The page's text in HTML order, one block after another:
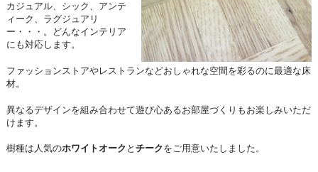
カジュアル、シック、アンテ
ィーク、ラグジュアリ
ー・・・。どんなインテリア
にも対応します。
ファッションストアやレストランなどおしゃれな空間を彩るのに最適な床
材。
異なるデザインを組み合わせて遊び心あるお部屋づくりもお楽しみいただ
けます。
樹種は人気のホワイトオーク と チークをご用意いたしました。